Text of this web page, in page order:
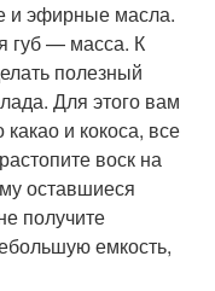
и эфирные масла.
губ — масса. К
полезный
Для этого вам
и кокоса, все
воск на
оставшиеся
получите
емкость,